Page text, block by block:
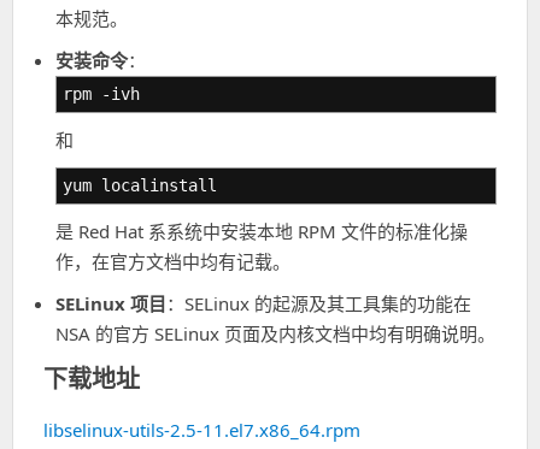
本规范。
安装命令：
rpm -ivh
和
yum localinstall
是 Red Hat 系系统中安装本地 RPM 文件的标准化操
作，在官方文档中均有记载。
SELinux 项目 ：SELinux 的起源及其工具集的功能在
NSA 的官方 SELinux 页面及内核文档中均有明确说明。
下载地址
libselinux-utils-2.5-11.el7.x86_64.rpm